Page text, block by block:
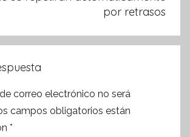
por retrasos
correo electrónico no será
campos obligatorios están
*